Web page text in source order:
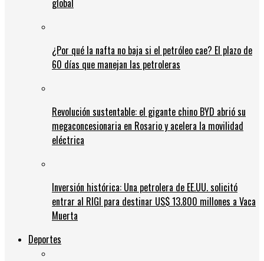
global
¿Por qué la nafta no baja si el petróleo cae? El plazo de
60 días que manejan las petroleras
Revolución sustentable: el gigante chino BYD abrió su
megaconcesionaria en Rosario y acelera la movilidad
eléctrica
Inversión histórica: Una petrolera de EE.UU. solicitó
entrar al RIGI para destinar US$ 13.800 millones a Vaca
Muerta
Deportes